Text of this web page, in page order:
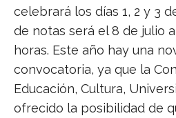
celebrará los días 1, 2 y 3
de notas será el 8 de julio
horas. Este año hay una
convocatoria, ya que la
Educación, Cultura,
ofrecido la posibilidad de